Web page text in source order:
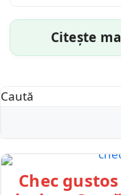
Citește
Caută
Chec